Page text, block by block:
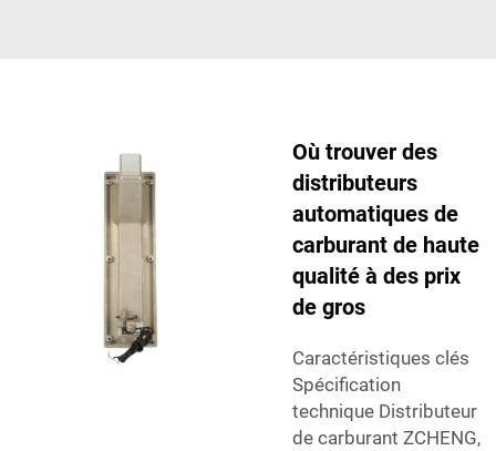
Où trouver des
distributeurs
automatiques de
carburant de haute
qualité à des prix
de gros
Caractéristiques clés
Spécification
technique Distributeur
de carburant ZCHENG,